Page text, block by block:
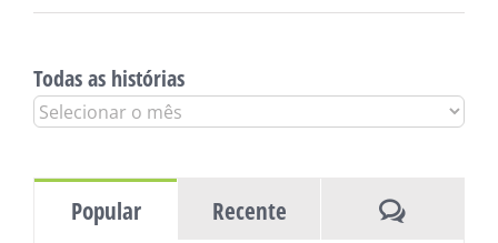
Todas as histórias
Todas
Popular Recente